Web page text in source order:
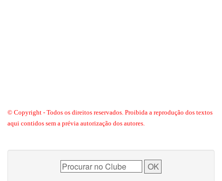
© Copyright - Todos os direitos reservados. Proibida a reprodução dos textos
aqui contidos sem a prévia autorização dos autores.